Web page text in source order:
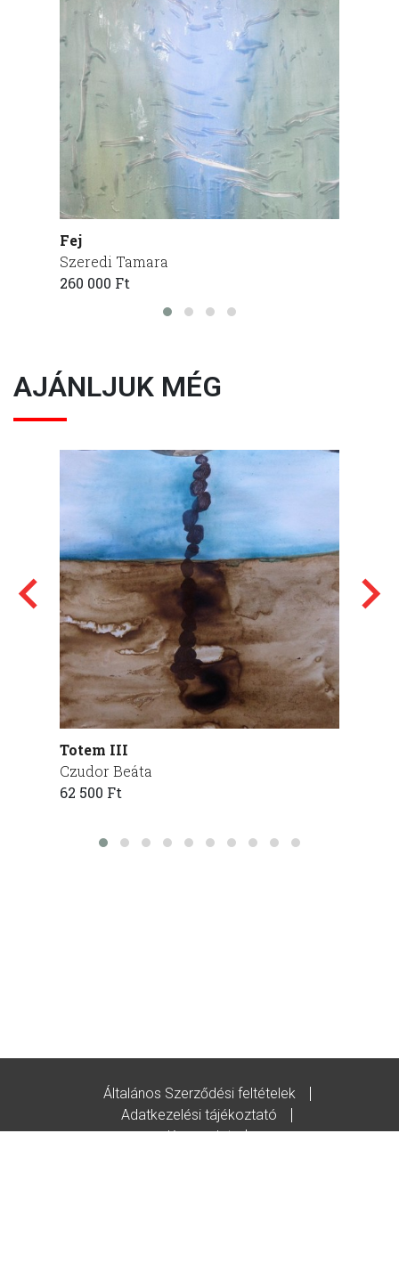
Fej
Szeredi Tamara
260 000 Ft
AJÁNLJUK MÉG
Totem III
Czudor Beáta
62 500 Ft
Általános Szerződési feltételek
Adatkezelési tájékoztató
Kapcsolat